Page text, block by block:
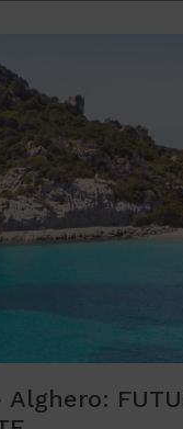
Alghero: